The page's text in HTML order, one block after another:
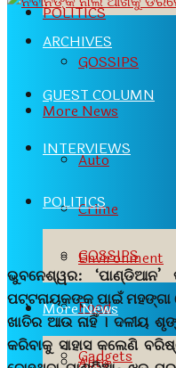
POLITICS
GOSSIPS
More News
Auto
Crime
Environment
Food
Gadgets
ARCHIVES
GUEST COLUMN
INTERVIEWS
POLITICS
GOSSIPS
More News
Auto
ଭୁବନେଶ୍ୱର: ‘
ପଟ୍ଟନାୟକଙ୍କ ପାଇଁ ମହଙ୍ଗା
ଖାତିର ଆଉ ନାହିଁ । ଦଳୀୟ
କରିବାକୁ ସାହାସ କଲେଣି